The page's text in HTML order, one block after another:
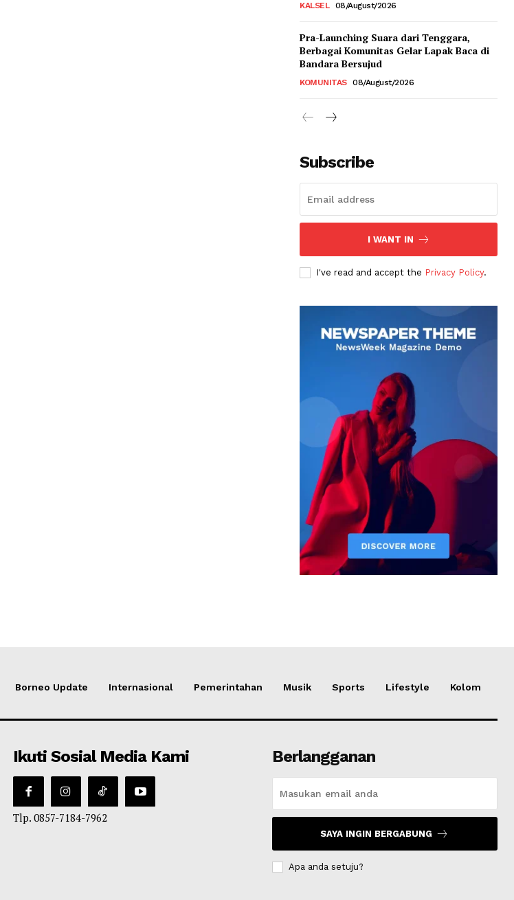
KALSEL 08/August/2026
Pra-Launching Suara dari Tenggara,
Berbagai Komunitas Gelar Lapak Baca di
Bandara Bersujud
KOMUNITAS 08/August/2026
Subscribe
I WANT IN
I've read and accept the Privacy Policy.
Borneo Update Internasional Pemerintahan Musik Sports Lifestyle Kolom
Ikuti Sosial Media Kami
Tlp. 0857-7184-7962
Berlangganan
SAYA INGIN BERGABUNG
Apa anda setuju?